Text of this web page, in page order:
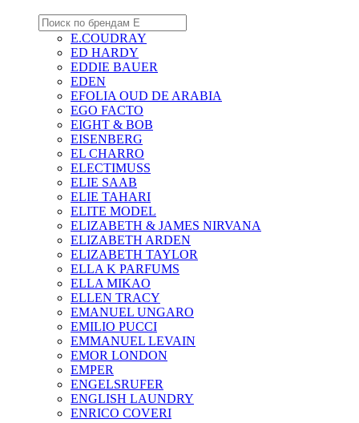
E.COUDRAY
ED HARDY
EDDIE BAUER
EDEN
EFOLIA OUD DE ARABIA
EGO FACTO
EIGHT & BOB
EISENBERG
EL CHARRO
ELECTIMUSS
ELIE SAAB
ELIE TAHARI
ELITE MODEL
ELIZABETH & JAMES NIRVANA
ELIZABETH ARDEN
ELIZABETH TAYLOR
ELLA K PARFUMS
ELLA MIKAO
ELLEN TRACY
EMANUEL UNGARO
EMILIO PUCCI
EMMANUEL LEVAIN
EMOR LONDON
EMPER
ENGELSRUFER
ENGLISH LAUNDRY
ENRICO COVERI